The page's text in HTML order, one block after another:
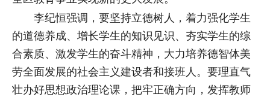
李纪恒强调，要坚持立德树人，着力强化学生
的道德养成、增长学生的知识见识、夯实学生的综
合素质、激发学生的奋斗精神，大力培养德智体美
劳全面发展的社会主义建设者和接班人。要理直气
壮办好思想政治理论课，把牢正确方向，发挥教师